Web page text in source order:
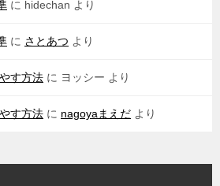
に hidechan より
に さとあつ より
す方法 に ヨッシー より
す方法 に nagoyaまえだ より